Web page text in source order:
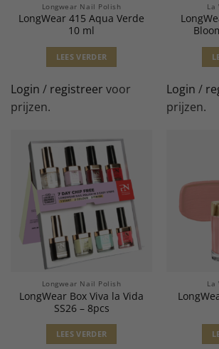
Longwear Nail Polish
LongWear 415 Aqua Verde
10 ml
LEES VERDER
Login / registreer voor
prijzen.
La
Login /
prijzen.
Longwear Nail Polish
LongWear Box Viva la Vida
SS26 – 8pcs
LEES VERDER
La